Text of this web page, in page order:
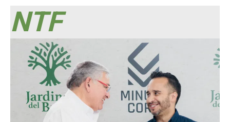
NTF